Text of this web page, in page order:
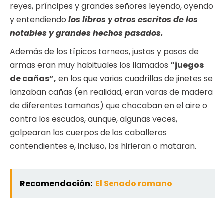
reyes, príncipes y grandes señores leyendo, oyendo
y entendiendo los libros y otros escritos de los
notables y grandes hechos pasados.
Además de los típicos torneos, justas y pasos de
armas eran muy habituales los llamados “juegos
de cañas”, en los que varias cuadrillas de jinetes se
lanzaban cañas (en realidad, eran varas de madera
de diferentes tamaños) que chocaban en el aire o
contra los escudos, aunque, algunas veces,
golpearan los cuerpos de los caballeros
contendientes e, incluso, los hirieran o mataran.
Recomendación: El Senado romano